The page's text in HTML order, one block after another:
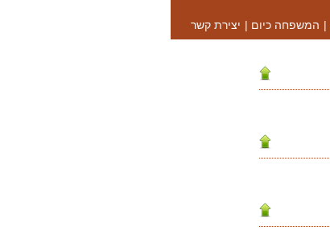
| המשפחה כיום | יצירת קשר